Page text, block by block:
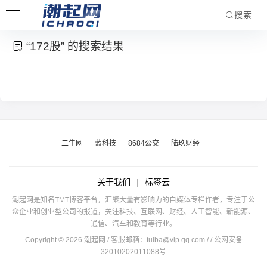
搜索
“172股” 的搜索结果
二牛网 蓝科技 8684公交 陆玖财经
关于我们 | 标签云
潮起网是知名TMT博客平台，汇聚大量有影响力的自媒体专栏作者，专注于公
众企业和创业型公司的报道，关注科技、互联网、财经、人工智能、新能源、
通信、汽车和教育等行业。
Copyright © 2026 潮起网 / 客服邮箱： tuiba@vip.qq.com / / 公网安备
32010202011088号